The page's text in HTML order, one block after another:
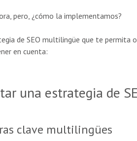
pero, ¿cómo la implementamos?
de SEO multilingüe que te
en cuenta:
una estrategia de
clave multilingües